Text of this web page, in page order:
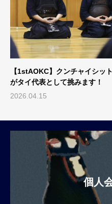
【1stAOKC】クンチャイシッ
がタイ代表として挑みます！
2026.04.15
個人